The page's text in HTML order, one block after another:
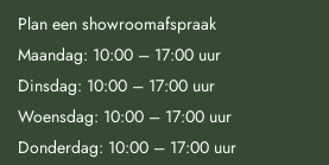
Plan een showroomafspraak
Maandag: 10:00 – 17:00 uur
Dinsdag: 10:00 – 17:00 uur
Woensdag: 10:00 – 17:00 uur
Donderdag: 10:00 – 17:00 uur